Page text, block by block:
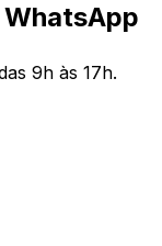
WhatsApp
9h às 17h.